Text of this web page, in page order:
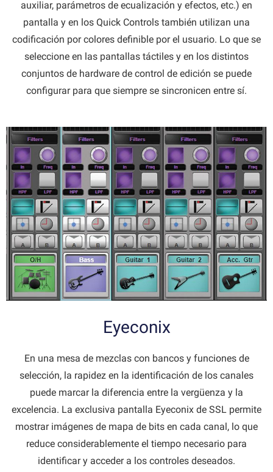
auxiliar, parámetros de ecualización y efectos, etc.) en
pantalla y en los Quick Controls también utilizan una
codificación por colores definible por el usuario. Lo que se
seleccione en las pantallas táctiles y en los distintos
conjuntos de hardware de control de edición se puede
configurar para que siempre se sincronicen entre sí.
Eyeconix
En una mesa de mezclas con bancos y funciones de
selección, la rapidez en la identificación de los canales
puede marcar la diferencia entre la vergüenza y la
excelencia. La exclusiva pantalla Eyeconix de SSL permite
mostrar imágenes de mapa de bits en cada canal, lo que
reduce considerablemente el tiempo necesario para
identificar y acceder a los controles deseados.